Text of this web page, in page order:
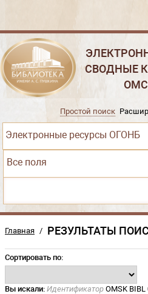
СВОДНЫЕ
Электронные ресурсы ОГОНБ
Простой поиск
Все поля
Главная / РЕЗУЛЬТАТЫ
Сортировать по:
Вы искали: Идентификатор OMSK